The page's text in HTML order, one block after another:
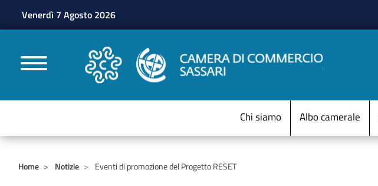
Venerdì 7 Agosto 2026
CAMERE DI COMMERCIO D'ITALIA
Chi siamo Albo camerale
Home Notizie Eventi di promozione del Progetto RESET